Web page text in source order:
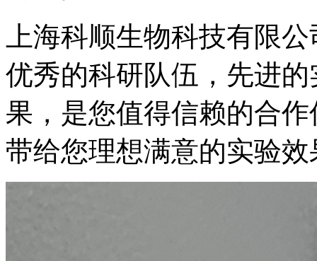
上海科顺生物科技有限
优秀的科研队伍，先进
果，是您值得信赖的合
带给您理想满意的实验效